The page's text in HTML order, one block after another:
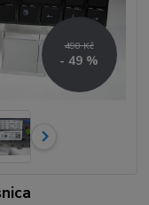
490 Kč
- 49 %